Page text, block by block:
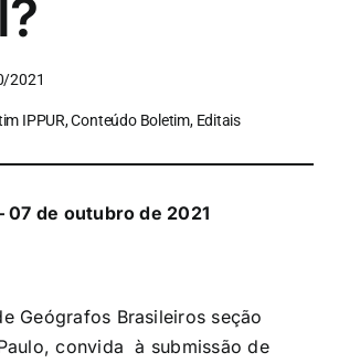
2021
IPPUR, Conteúdo Boletim, Editais
07 de outubro de 2021
Geógrafos Brasileiros seção
convida à submissão de